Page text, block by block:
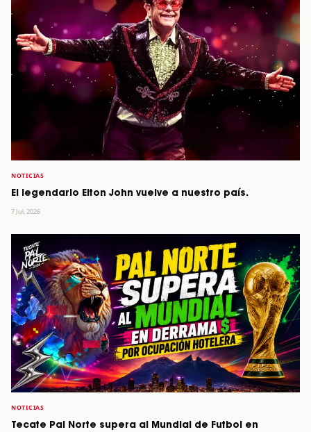
NOTICIAS
El legendario Elton John vuelve a nuestro país.
7 Jul, 2026
NOTICIAS
Tecate Pal Norte supera al Mundial de Futbol en